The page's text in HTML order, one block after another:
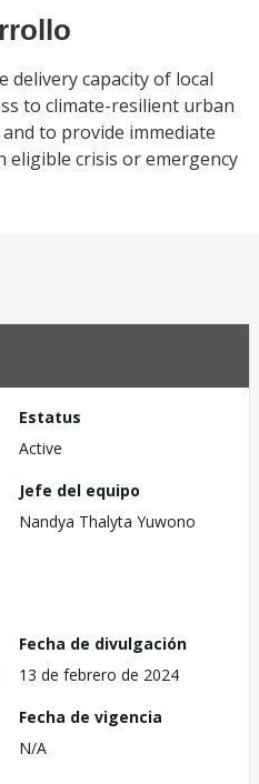
delivery capacity of local
to climate-resilient urban
to provide immediate
eligible crisis or emergency
Estatus
Active
Jefe del equipo
Nandya Thalyta Yuwono
Fecha de divulgación
13 de febrero de 2024
Fecha de vigencia
N/A